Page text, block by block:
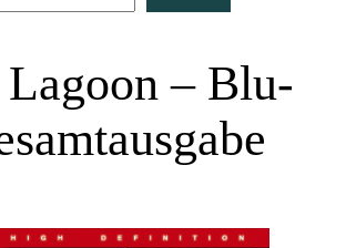
– Blu-